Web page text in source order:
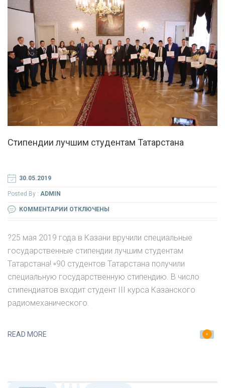
Стипендии лучшим студентам Татарстана
30.05.2019
Posted By : ADMIN
КОММЕНТАРИИ К
СТИПЕНДИИ
ЛУЧШИМ
СТУДЕНТАМ
ТАТАРСТАНА
ОТКЛЮЧЕНЫ
?25 мая 2019 года в Казани вручили специальные
государственные стипендии лучшим студентам
Татарстана! ▫90 студентов Татарстана получили
специальную государственную стипендию. В число
стипендиатов входит студент III курса Казанского
радиомеханического.
READ MORE